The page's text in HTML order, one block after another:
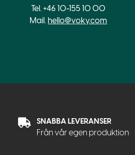
Tel. +46 10-155 10 00
Mail. hello@voky.com
SNABBA LEVERANSER
Från vår egen produktion